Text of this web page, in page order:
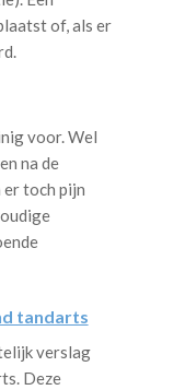
of, als er
voor. Wel
na de
er toch pijn
tandarts
verslag
Deze